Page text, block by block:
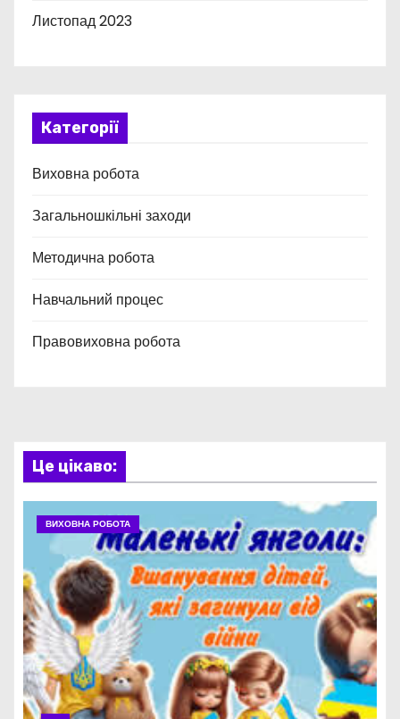
Листопад 2023
Категорії
Виховна робота
Загальношкільні заходи
Методична робота
Навчальний процес
Правовиховна робота
Це цікаво:
ВИХОВНА РОБОТА